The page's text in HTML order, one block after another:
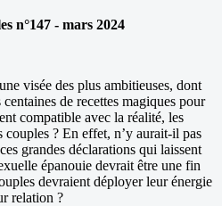
n°147 - mars 2024
visée des plus ambitieuses, dont
de recettes magiques pour
compatible avec la réalité, les
couples ? En effet, n’y aurait-il pas
grandes déclarations qui laissent
épanouie devrait être une fin
devraient déployer leur énergie
relation ?